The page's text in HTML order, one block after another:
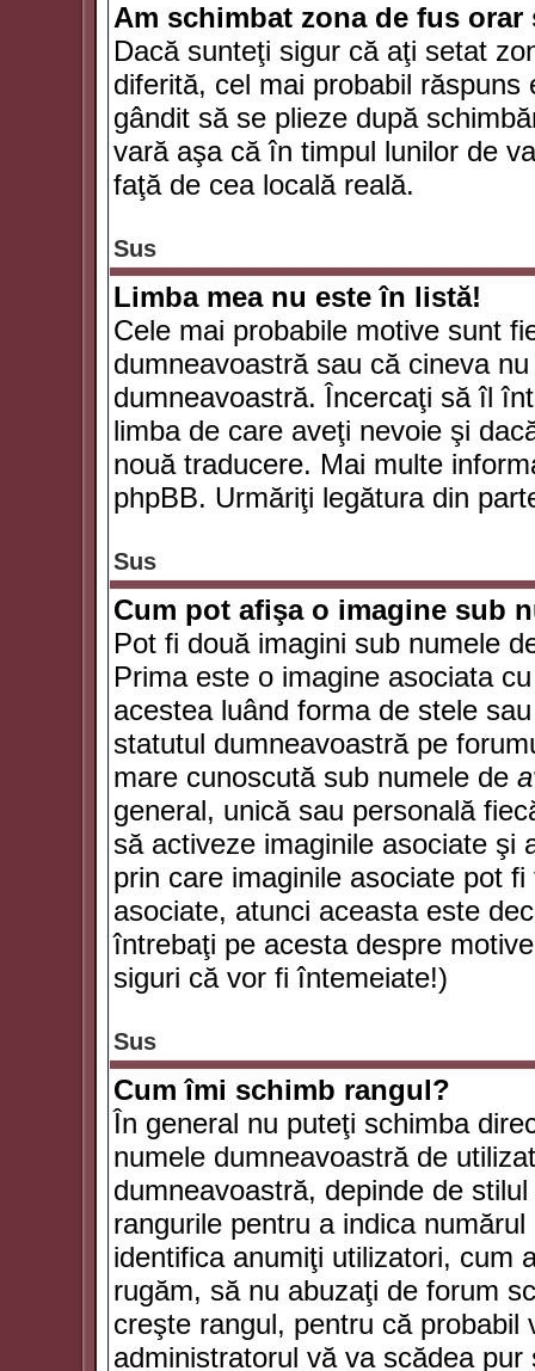
Am schimbat zona de fus
Dacă sunteţi sigur că aţi setat
diferită, cel mai probabil
gândit să se plieze după
vară aşa că în timpul lunilor de
faţă de cea locală reală.
Sus
Limba mea nu este în listă!
Cele mai probabile motive sunt
dumneavoastră sau că cineva
dumneavoastră. Încercaţi să îl
limba de care aveţi nevoie şi
nouă traducere. Mai multe
phpBB. Urmăriţi legătura din
Sus
Cum pot afişa o imagine sub
Pot fi două imagini sub numele
Prima este o imagine asociata
acestea luând forma de stele
statutul dumneavoastră pe
mare cunoscută sub numele de
general, unică sau personală
să activeze imaginile asociate şi
prin care imaginile asociate pot
asociate, atunci aceasta este
întrebaţi pe acesta despre
siguri că vor fi întemeiate!)
Sus
Cum îmi schimb rangul?
În general nu puteţi schimba
numele dumneavoastră de
dumneavoastră, depinde de
rangurile pentru a indica
identifica anumiţi utilizatori, cum
rugăm, să nu abuzaţi de forum
creşte rangul, pentru că
administratorul vă va scădea